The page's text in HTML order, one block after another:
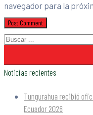
navegador para la
Noticias recientes
Tungurahua recibió
Ecuador 2026